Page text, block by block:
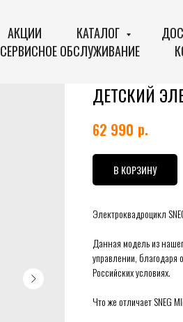
АКЦИИ КАТАЛОГ
СЕРВИСНОЕ ОБСЛУЖИВАНИЕ
ДЕТСКИЙ
62 990 р.
В КОРЗИНУ
Электроквадроцикл
Данная модель из
управлении, благодаря
Российских условиях.
Что же отличает SNEG